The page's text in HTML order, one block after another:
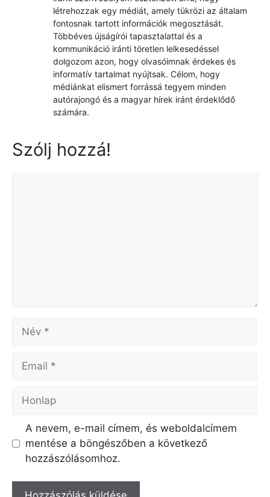
létrehozzak egy médiát, amely tükrözi az általam
fontosnak tartott információk megosztását.
Többéves újságírói tapasztalattal és a
kommunikáció iránti töretlen lelkesedéssel
dolgozom azon, hogy olvasóimnak érdekes és
informatív tartalmat nyújtsak. Célom, hogy
médiánkat elismert forrássá tegyem minden
autórajongó és a magyar hírek iránt érdeklődő
számára.
Szólj hozzá!
A nevem, e-mail címem, és weboldalcímem
mentése a böngészőben a következő
hozzászólásomhoz.